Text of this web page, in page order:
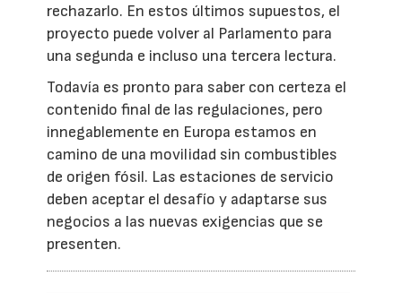
rechazarlo. En estos últimos supuestos, el
proyecto puede volver al Parlamento para
una segunda e incluso una tercera lectura.
Todavía es pronto para saber con certeza el
contenido final de las regulaciones, pero
innegablemente en Europa estamos en
camino de una movilidad sin combustibles
de origen fósil. Las estaciones de servicio
deben aceptar el desafío y adaptarse sus
negocios a las nuevas exigencias que se
presenten.